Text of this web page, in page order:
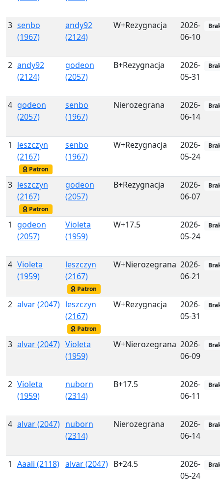
3 senbo
(1967)
andy92
(2124)
W+Rezygnacja
2026-
06-10
2 andy92
(2124)
godeon
(2057)
B+Rezygnacja
2026-
05-31
4 godeon
(2057)
senbo
(1967)
Nierozegrana
2026-
06-14
1
leszczyn
(2167)
Patron
senbo
(1967)
W+Rezygnacja
2026-
05-24
3 leszczyn
(2167)
Patron
godeon
(2057)
B+Rezygnacja
2026-
06-07
1
godeon
(2057)
Violeta
(1959)
W+17.5
2026-
05-24
4 Violeta
(1959)
leszczyn
(2167)
Patron
W+Nierozegrana 2026-
06-21
2 alvar (2047) leszczyn
(2167)
Patron
W+Rezygnacja
2026-
05-31
3 alvar (2047) Violeta
(1959)
W+Nierozegrana 2026-
06-09
2 Violeta
(1959)
nuborn
(2314)
B+17.5
2026-
06-11
4 alvar (2047) nuborn
(2314)
Nierozegrana
2026-
06-14
1 Aaali (2118) alvar (2047) B+24.5
2026-
05-24